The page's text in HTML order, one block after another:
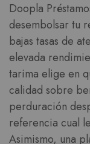
Doopla
desembolsar tu
bajas tasas de
elevada
tarima elige en
calidad sobre
perduración
referencia cual
Asimismo, una